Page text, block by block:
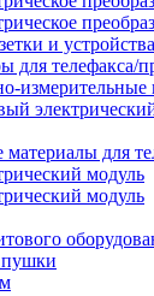
и
для
материалы для
модуль
модуль